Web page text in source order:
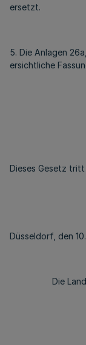
ersetzt.
5. Die Anlagen
ersichtliche
Dieses Gesetz
Düsseldorf, den
Die